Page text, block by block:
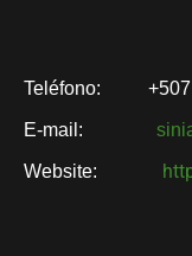
Teléfono:
E-mail:
Website: